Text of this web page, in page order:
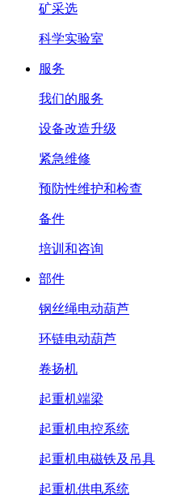
矿采选
科学实验室
服务
我们的服务
设备改造升级
紧急维修
预防性维护和检查
备件
培训和咨询
部件
钢丝绳电动葫芦
环链电动葫芦
卷扬机
起重机端梁
起重机电控系统
起重机电磁铁及吊具
起重机供电系统